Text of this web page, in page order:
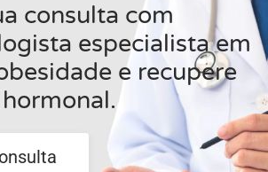
consulta com
especialista em
e recupere